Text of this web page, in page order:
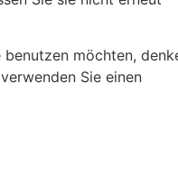
möchten,
Sie einen